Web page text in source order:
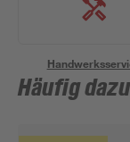
Häufig